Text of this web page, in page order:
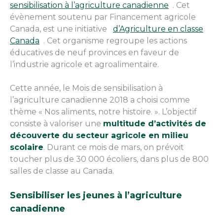
sensibilisation à l’agriculture canadienne . Cet
évènement soutenu par Financement agricole
Canada, est une initiative
d’Agriculture en classe
Canada . Cet organisme regroupe les actions
éducatives de neuf provinces en faveur de
l’industrie agricole et agroalimentaire.
Cette année, le Mois de sensibilisation à
l’agriculture canadienne 2018 a choisi comme
thème « Nos aliments, notre histoire. ». L’objectif
consiste à valoriser une multitude d’activités de
découverte du secteur agricole en milieu
scolaire. Durant ce mois de mars, on prévoit
toucher plus de 30 000 écoliers, dans plus de 800
salles de classe au Canada.
Sensibiliser les jeunes à l’agriculture
canadienne